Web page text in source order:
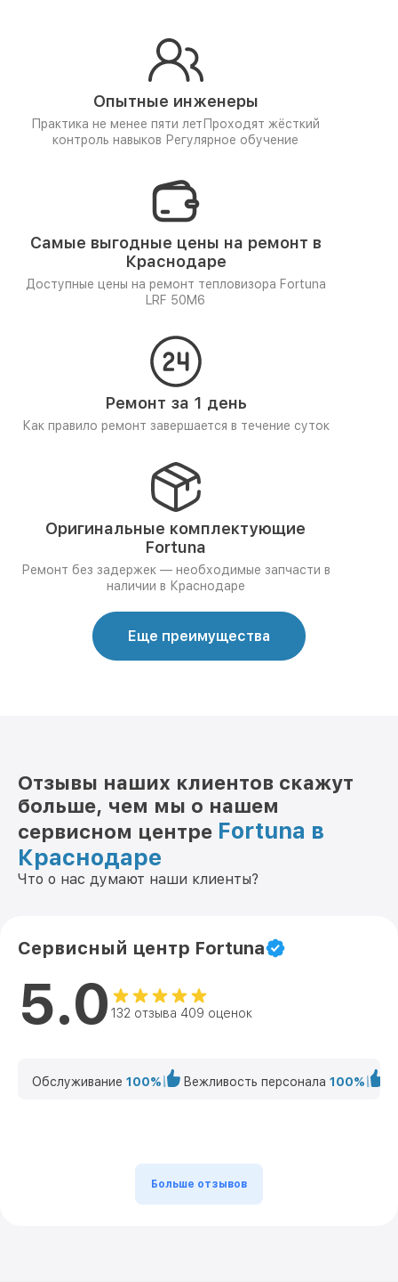
Опытные инженеры
Практика не менее пяти лет Проходят жёсткий
контроль навыков Регулярное обучение
Самые выгодные цены на ремонт в
Краснодаре
Доступные цены на ремонт тепловизора Fortuna
LRF 50M6
Ремонт за 1 день
Как правило ремонт завершается в течение суток
Оригинальные комплектующие
Fortuna
Ремонт без задержек — необходимые запчасти в
наличии в Краснодаре
Еще преимущества
Отзывы наших клиентов скажут
больше, чем мы о нашем
сервисном центре Fortuna в
Краснодаре
Что о нас думают наши клиенты?
Сервисный центр Fortuna
5.0 132 отзыва 409 оценок
Обслуживание 100% Вежливость персонала 100%
Больше отзывов